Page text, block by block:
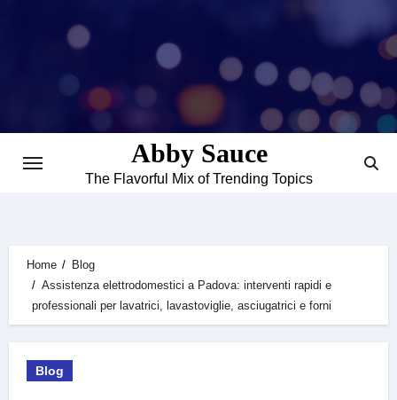
Abby Sauce
The Flavorful Mix of Trending Topics
Home
Blog
Assistenza elettrodomestici a Padova: interventi rapidi e
professionali per lavatrici, lavastoviglie, asciugatrici e forni
Blog